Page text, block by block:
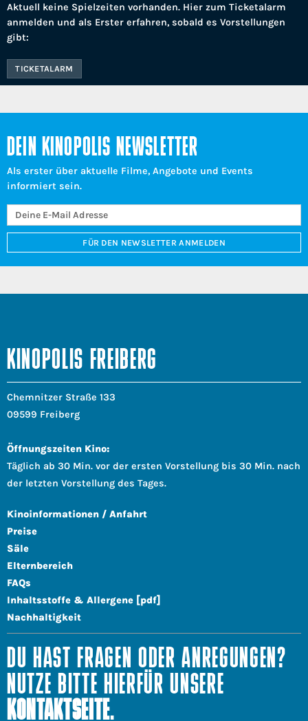
Aktuell keine Spielzeiten vorhanden. Hier zum Ticketalarm
anmelden und als Erster erfahren, sobald es Vorstellungen
gibt:
TICKETALARM
DEIN KINOPOLIS NEWSLETTER
Als erster über aktuelle Filme, Angebote und Events
informiert sein.
FÜR DEN NEWSLETTER ANMELDEN
KINOPOLIS FREIBERG
Chemnitzer Straße 133
09599 Freiberg
Öffnungszeiten Kino:
Täglich ab 30 Min. vor der ersten Vorstellung bis 30 Min. nach
der letzten Vorstellung des Tages.
Kinoinformationen / Anfahrt
Preise
Säle
Elternbereich
FAQs
Inhaltsstoffe & Allergene [pdf]
Nachhaltigkeit
DU HAST FRAGEN ODER ANREGUNGEN?
NUTZE BITTE HIERFÜR UNSERE
KONTAKTSEITE.